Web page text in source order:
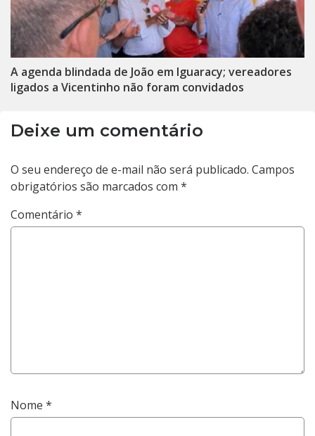
A agenda blindada de João em Iguaracy; vereadores
ligados a Vicentinho não foram convidados
Deixe um comentário
O seu endereço de e-mail não será publicado. Campos
obrigatórios são marcados com *
Comentário *
Nome *